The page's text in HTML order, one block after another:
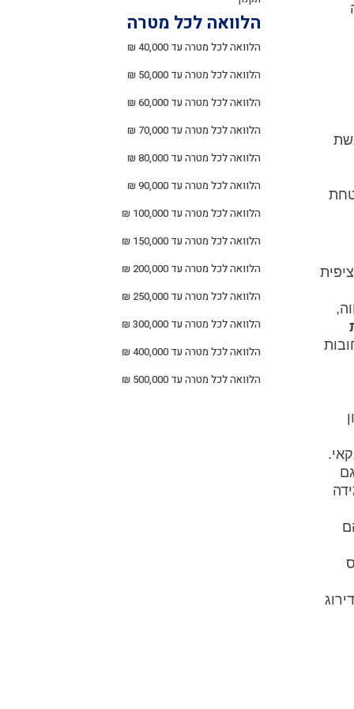
ולרוב גם
הם
הלוואה לכל מטרה
הלוואה לכל מטרה עד 40,000 ₪
הלוואה לכל מטרה עד 50,000 ₪
הלוואה לכל מטרה עד 60,000 ₪
הלוואה לכל מטרה עד 70,000 ₪
הלוואה לכל מטרה עד 80,000 ₪
הלוואה לכל מטרה עד 90,000 ₪
הלוואה לכל מטרה עד 100,000 ₪
הלוואה לכל מטרה עד 150,000 ₪
הלוואה לכל מטרה עד 200,000 ₪
הלוואה לכל מטרה עד 250,000 ₪
הלוואה לכל מטרה עד 300,000 ₪
הלוואה לכל מטרה עד 400,000 ₪
הלוואה לכל מטרה עד 500,000 ₪